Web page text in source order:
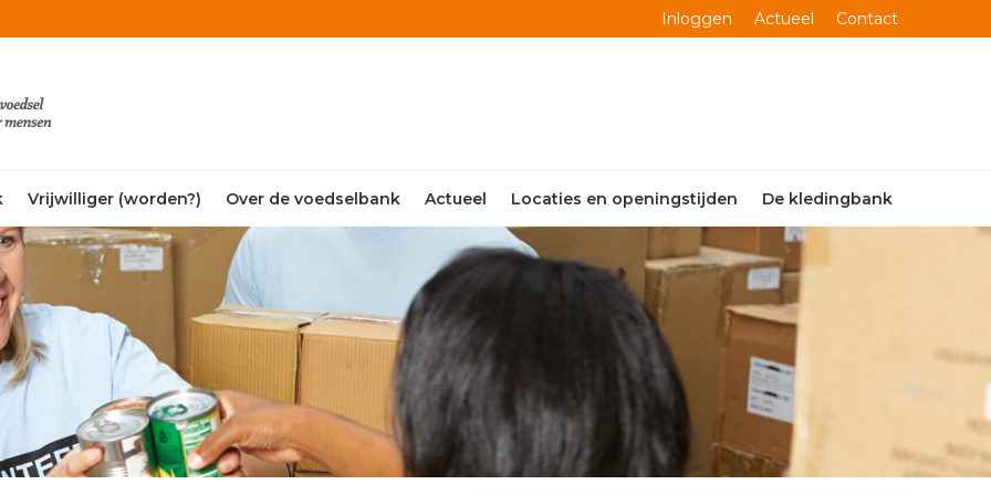
Inloggen Actueel Contact
Vrijwilliger (worden?) Over de voedselbank Actueel Locaties en openingstijden De kledingbank